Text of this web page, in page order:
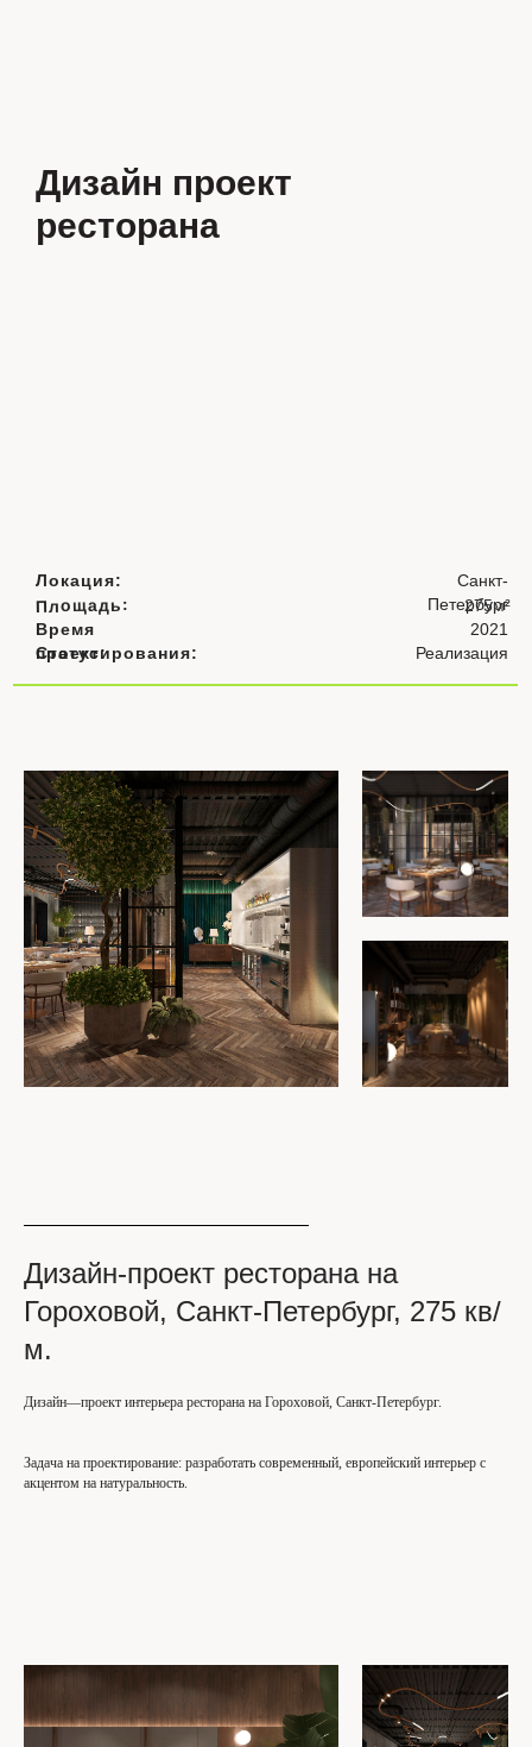
Дизайн проект
ресторана
Локация:
Площадь:
Время
проектирования:
Статус:
Санкт-
Петербург
2021
Реализация
275м²
Дизайн-проект ресторана на
Гороховой, Санкт-Петербург, 275 кв/
м.
Дизайн—проект интерьера ресторана на Гороховой, Санкт-Петербург.
Задача на проектирование: разработать современный, европейский интерьер с
акцентом на натуральность.